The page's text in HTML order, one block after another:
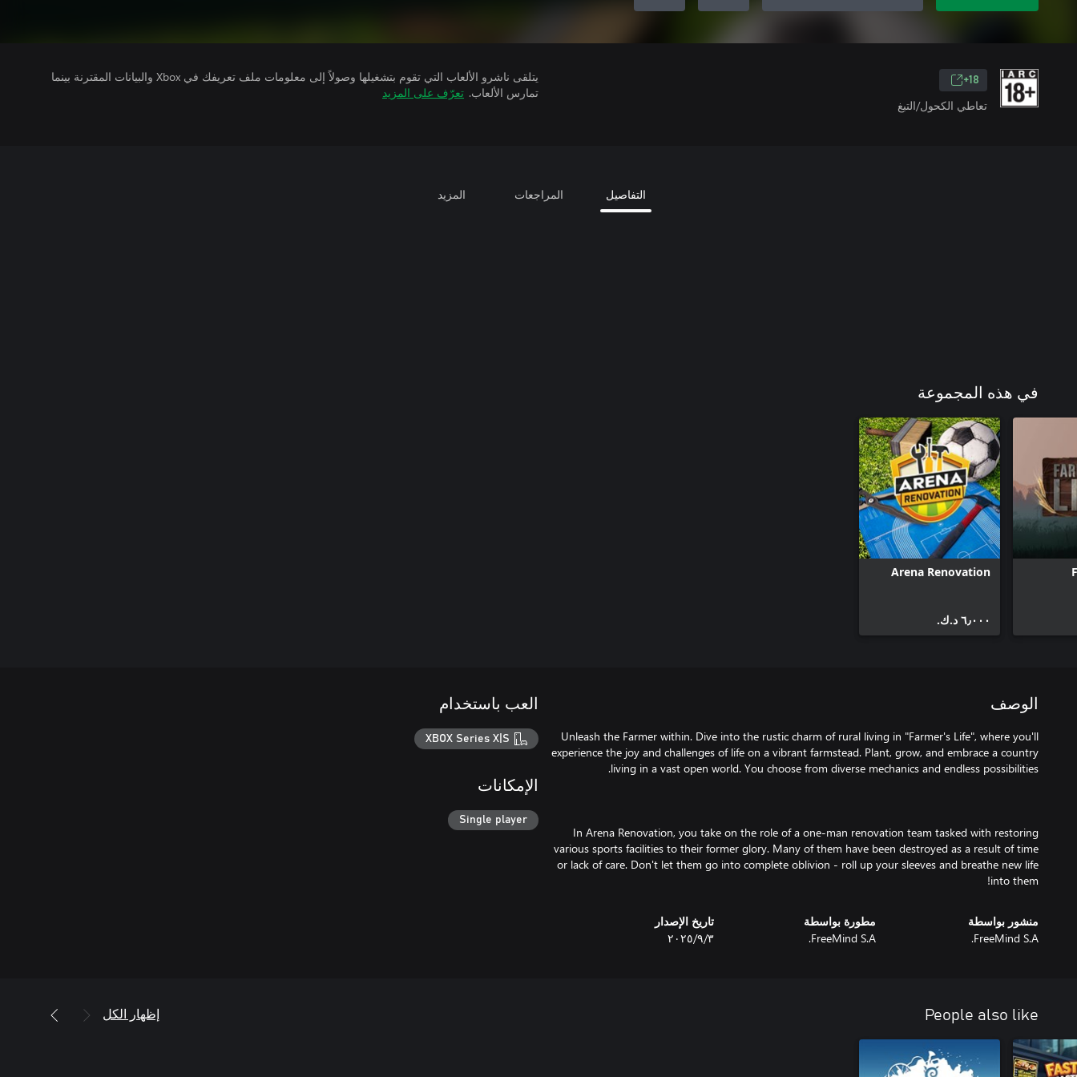
18+
تعاطي الكحول/التبغ
يتلقى ناشرو الألعاب التي تقوم بتشغيلها وصولاً إلى معلومات ملف تعريفك في Xbox والبيانات المقترنة بينما
تمارس الألعاب. تعرّف على المزيد
التفاصيل المراجعات المزيد
في هذه المجموعة
Arena Renovation
٦٫٠٠٠ د.ك.‏
الوصف
Unleash the Farmer within. Dive into the rustic charm of rural living in "Farmer's Life", where you'll
experience the joy and challenges of life on a vibrant farmstead. Plant, grow, and embrace a country
In Arena Renovation, you take on the role of a one-man renovation team tasked with restoring
various sports facilities to their former glory. Many of them have been destroyed as a result of time
or lack of care. Don't let them go into complete oblivion - roll up your sleeves and breathe new life
into them!
منشور بواسطة
FreeMind S.A.
مطورة بواسطة
FreeMind S.A.
تاريخ الإصدار
٣‏/٩‏/٢٠٢٥
العب باستخدام
XBOX Series X|S
الإمكانات
Single player
People also like إظهار الكل